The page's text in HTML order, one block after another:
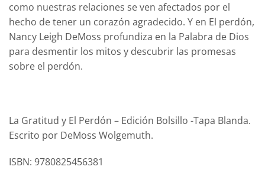
como nuestras relaciones se ven afectados por el
hecho de tener un corazón agradecido. Y en El perdón,
Nancy Leigh DeMoss profundiza en la Palabra de Dios
para desmentir los mitos y descubrir las promesas
sobre el perdón.
La Gratitud y El Perdón – Edición Bolsillo -Tapa Blanda.
Escrito por DeMoss Wolgemuth.
ISBN: 9780825456381